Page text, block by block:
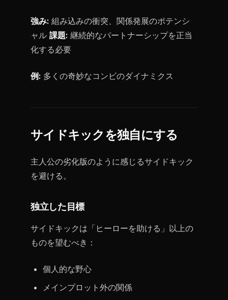
強み: 組み込みの衝突、関係発展のポテンシ
ャル 課題: 継続的なパートナーシップを正当
化する必要
例: 多くの奇妙なコンビのダイナミクス
サイドキックを独自にする
主人公の劣化版のように感じるサイドキック
を避ける。
独立した目標
サイドキックは「ヒーローを助ける」以上の
ものを望むべき：
個人的な野心
メインプロット外の関係